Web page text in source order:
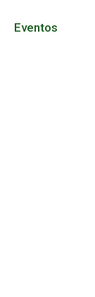
Eventos